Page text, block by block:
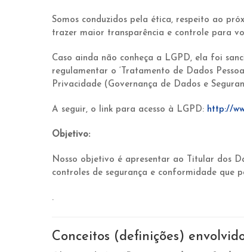
Somos conduzidos pela ética, respeito ao
trazer maior transparência e controle para
Caso ainda não conheça a LGPD, ela foi
regulamentar o ‘Tratamento de Dados
Privacidade (Governança de Dados e
A seguir, o link para acesso à LGPD: http://
Objetivo:
Nosso objetivo é apresentar ao Titular dos
controles de segurança e conformidade que
.
Conceitos (definições)